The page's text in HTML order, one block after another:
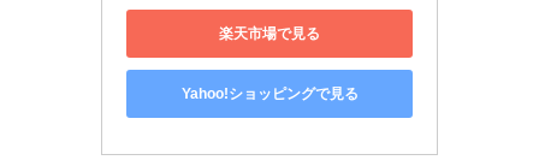
楽天市場で見る
Yahoo!ショッピングで見る